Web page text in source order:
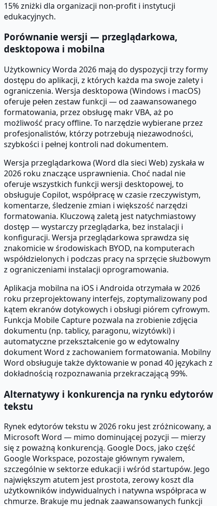
15% zniżki dla organizacji non-profit i instytucji
edukacyjnych.
Porównanie wersji — przeglądarkowa,
desktopowa i mobilna
Użytkownicy Worda 2026 mają do dyspozycji trzy formy
dostępu do aplikacji, z których każda ma swoje zalety i
ograniczenia. Wersja desktopowa (Windows i macOS)
oferuje pełen zestaw funkcji — od zaawansowanego
formatowania, przez obsługę makr VBA, aż po
możliwość pracy offline. To narzędzie wybierane przez
profesjonalistów, którzy potrzebują niezawodności,
szybkości i pełnej kontroli nad dokumentem.
Wersja przeglądarkowa (Word dla sieci Web) zyskała w
2026 roku znaczące usprawnienia. Choć nadal nie
oferuje wszystkich funkcji wersji desktopowej, to
obsługuje Copilot, współpracę w czasie rzeczywistym,
komentarze, śledzenie zmian i większość narzędzi
formatowania. Kluczową zaletą jest natychmiastowy
dostęp — wystarczy przeglądarka, bez instalacji i
konfiguracji. Wersja przeglądarkowa sprawdza się
znakomicie w środowiskach BYOD, na komputerach
współdzielonych i podczas pracy na sprzęcie służbowym
z ograniczeniami instalacji oprogramowania.
Aplikacja mobilna na iOS i Androida otrzymała w 2026
roku przeprojektowany interfejs, zoptymalizowany pod
kątem ekranów dotykowych i obsługi piórem cyfrowym.
Funkcja Mobile Capture pozwala na zrobienie zdjęcia
dokumentu (np. tablicy, paragonu, wizytówki) i
automatyczne przekształcenie go w edytowalny
dokument Word z zachowaniem formatowania. Mobilny
Word obsługuje także dyktowanie w ponad 40 językach z
dokładnością rozpoznawania przekraczającą 99%.
Alternatywy i konkurencja na rynku edytorów
tekstu
Rynek edytorów tekstu w 2026 roku jest zróżnicowany, a
Microsoft Word — mimo dominującej pozycji — mierzy
się z poważną konkurencją. Google Docs, jako część
Google Workspace, pozostaje głównym rywalem,
szczególnie w sektorze edukacji i wśród startupów. Jego
największym atutem jest prostota, zerowy koszt dla
użytkowników indywidualnych i natywna współpraca w
chmurze. Brakuje mu jednak zaawansowanych funkcji